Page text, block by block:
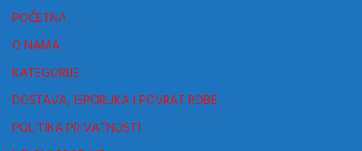
POČETNA
O NAMA
KATEGORIJE
DOSTAVA, ISPORUKA I POVRAT ROBE
POLITIKA PRIVATNOSTI